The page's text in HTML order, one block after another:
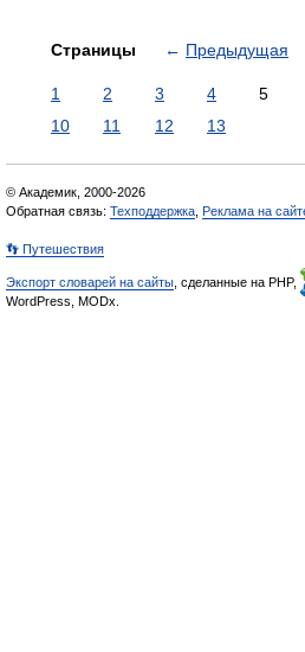
Страницы ← Предыдущая
1 2 3 4 5
10
11 12 13
© Академик, 2000-2026
Обратная связь: Техподдержка Реклама на
👣 Путешествия
Экспорт словарей на сайты , сделанные на PHP,
WordPress, MODx.